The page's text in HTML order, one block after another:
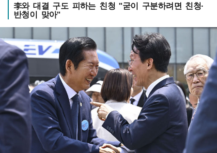
李와 대결 구도 피하는 친청 "굳이 구분하려면 친청·
반청이 맞아"